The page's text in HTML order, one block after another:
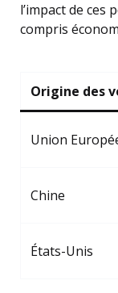
l’impact de
compris
Origine des
Union
Chine
États-Unis